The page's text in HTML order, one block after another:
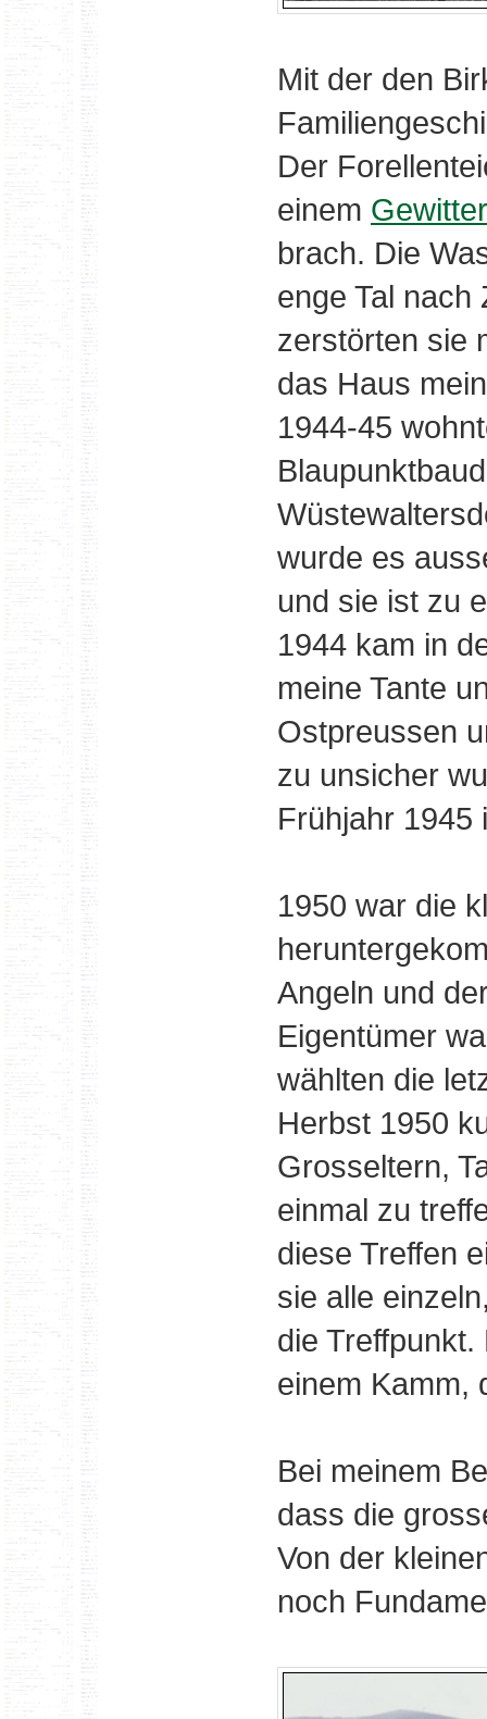
Mit der den
Der
einem
brach. Die
enge Tal nach
zerstörten sie
das Haus
1944-45
wurde es
und sie ist zu
1944 kam in
meine Tante
Ostpreussen
zu unsicher
Frühjahr 1945
1950 war die
Angeln und
Eigentümer
wählten die
Herbst 1950
Grosseltern,
einmal zu
diese Treffen
sie alle
die
einem Kamm,
Bei meinem
dass die
Von der
noch